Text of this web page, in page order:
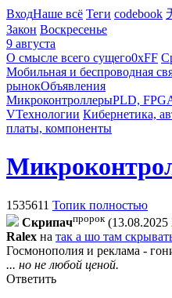
ВходНаше всё Теги codebook
Закон Воскресенье
9 августа
О смысле всего сущего0xFF
Мобильная и беспроводная
рынокОбъявления
МикроконтроллерыPLD,
VТехнологии Кибернетика,
платы, компоненты
1535611 Топик полностью
Cкpипaчпророк (13.08.2025
Ralex на так а шо там
Госмонополия и реклама -
... но не любой ценой.
Ответить